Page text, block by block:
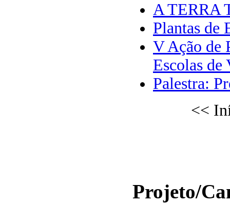
A TERRA
Plantas de
V Ação de
Escolas de
Palestra:
<<
Projeto/